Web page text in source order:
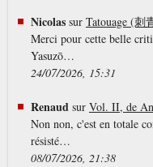
Nicolassur Tatouage (刺
Merci pour cette belle
Yasuzō…
24/07/2026, 15:31
Renaudsur Vol. II, de
Non non, c'est en totale
résisté…
08/07/2026, 21:38